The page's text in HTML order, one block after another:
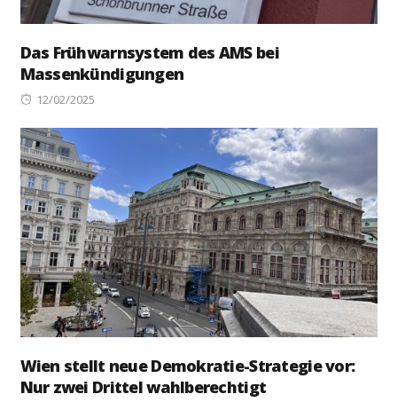
Das Frühwarnsystem des AMS bei
Massenkündigungen
Posted
12/02/2025
Wien stellt neue Demokratie-Strategie vor:
Nur zwei Drittel wahlberechtigt